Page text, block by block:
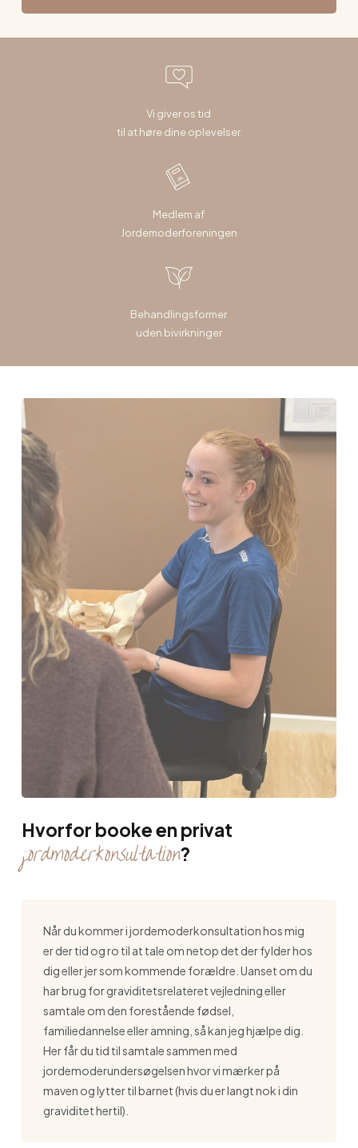
Vi giver os tid
til at høre dine oplevelser
Medlem af
Jordemoderforeningen
Behandlingsformer
uden bivirkninger
Hvorfor booke en privat
jordmoderkonsultation?
Når du kommer i jordemoderkonsultation hos mig
er der tid og ro til at tale om netop det der fylder hos
dig eller jer som kommende forældre. Uanset om du
har brug for graviditetsrelateret vejledning eller
samtale om den forestående fødsel,
familiedannelse eller amning, så kan jeg hjælpe dig.
Her får du tid til samtale sammen med
jordemoderundersøgelsen hvor vi mærker på
maven og lytter til barnet (hvis du er langt nok i din
graviditet hertil).